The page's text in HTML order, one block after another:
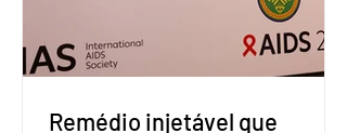
incompatíveis com as obrigações
assumidas pelos Estados Unid
Remédio injetável que